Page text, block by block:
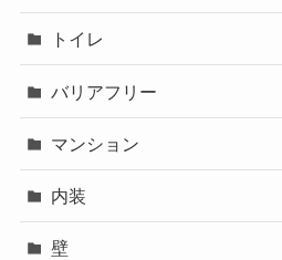
トイレ
バリアフリー
マンション
内装
壁